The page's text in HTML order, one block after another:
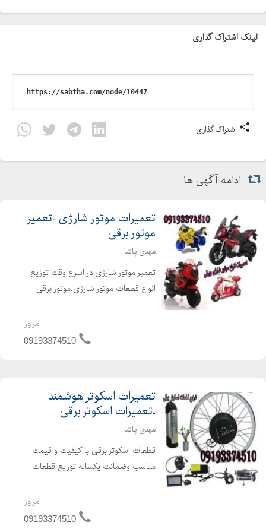
٫ هنگام نصب کالا، لوازم و اتصالات از قبیل: لوله مسی، لوله پلاستیکی
٫ کالای فروخته شده به جز در موارد خاص و با نظر کارشناسان شرکت
تحت هیچ شرایطی تعویض نمیگردد.
٫ به دلیل محدودیت های وارداتی و شرایط اجتناب ناپذیر زمان تعویض
مشاهده نمایندگی ها : https://repairshome.ir/
تعمیرگاه لوازم خانگی، تعمیرات لوازم خانگی، تعمیرگاه مجاز لوازم
تعمیرات ماشین لباسشویی، تعمیرات ماشین ظرفشویی، نصب و
تعمیرات پکیج، نصب و تعمیرات اسپلیت کولرگازی
لینک اشتراک گذاری
اشتراک گذاری
ادامه آگهی ها
تعمیرات موتور شارژی -تعمیر
موتور برقی
مهدی پاشا
تعمیر موتور شارژی در اسرع وقت توزیع
انواع قطعات موتور شارژی،موتور برقی
های 48ولت-60ولت-72ولت وبا توان های
امروز
09193374510
تعمیرات اسکوتر هوشمند
،تعمیرات اسکوتر برقی
مهدی پاشا
قطعات اسکوتر برقی با کیفیت و قیمت
مناسب وضمانت یکساله توزیع قطعات
تعمیراسکوترهای هوشمند فروش لوازم
امروز
09193374510